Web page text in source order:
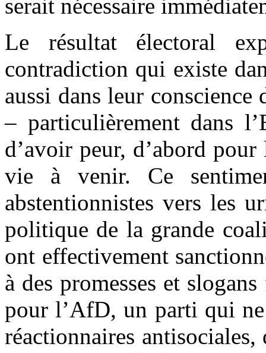
serait nécessaire
Le résultat électoral
contradiction qui existe
aussi dans leur conscience
– particulièrement dans
d’avoir peur, d’abord
vie à venir. Ce
abstentionnistes vers les
politique de la grande
ont effectivement
à des promesses et
pour l’AfD, un parti qui
réactionnaires